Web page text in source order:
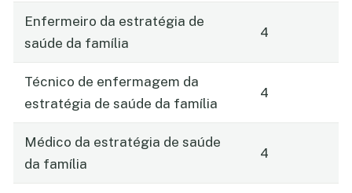
Enfermeiro da estratégia de
saúde da família
4
Técnico de enfermagem da
estratégia de saúde da família
4
Médico da estratégia de saúde
da família
4